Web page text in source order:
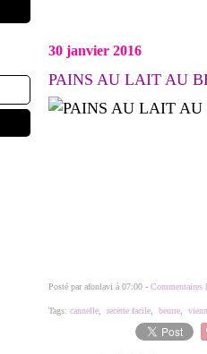
30 janvier 2016
PAINS AU LAIT AU
Posté par afonlavi à 07:00 - Commentaires [
Tags: cannelle recette facile beurre